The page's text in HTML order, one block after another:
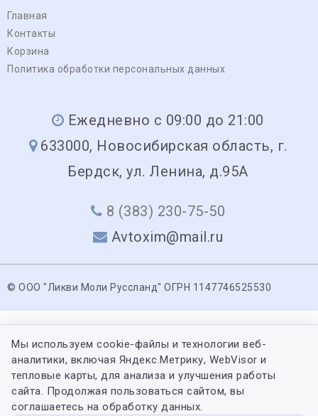
Главная
Контакты
Корзина
Политика обработки персональных данных
Ежедневно с 09:00 до 21:00
633000, Новосибирская область, г.
Бердск, ул. Ленина, д.95А
8 (383) 230-75-50
Avtoxim@mail.ru
© ООО "Ликви Моли Руссланд" ОГРН 1147746525530
Мы используем cookie-файлы и технологии веб-
аналитики, включая Яндекс.Метрику, WebVisor и
тепловые карты, для анализа и улучшения работы
сайта. Продолжая пользоваться сайтом, вы
соглашаетесь на обработку данных.